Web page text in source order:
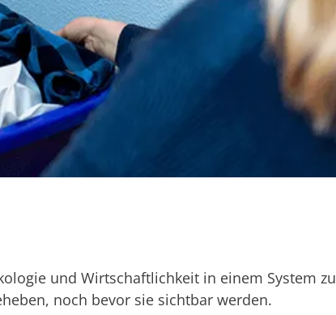
und Wirtschaftlichkeit in einem System zu
noch bevor sie sichtbar werden.